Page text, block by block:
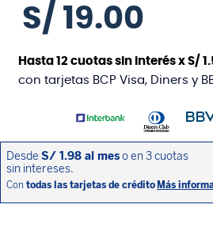
S/ 19.00
Hasta12 cuotas sin interés xS/ 1.
con tarjetas BCP Visa, Diners y